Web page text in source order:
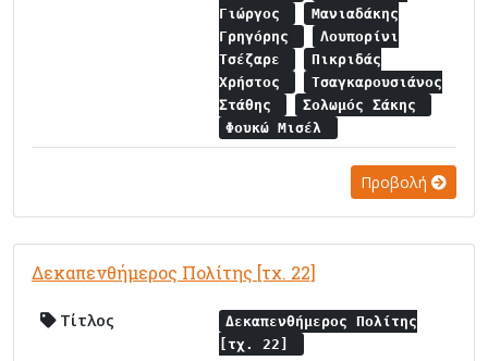
Γιώργος
Μανιαδάκης
Γρηγόρης
Λουπορίνι
Τσέζαρε
Πικριδάς
Χρήστος
Τσαγκαρουσιάνος
Στάθης
Σολωμός Σάκης
Φουκώ Μισέλ
Προβολή
Δεκαπενθήμερος Πολίτης [τχ. 22]
Τίτλος
Δεκαπενθήμερος Πολίτης
[τχ. 22]